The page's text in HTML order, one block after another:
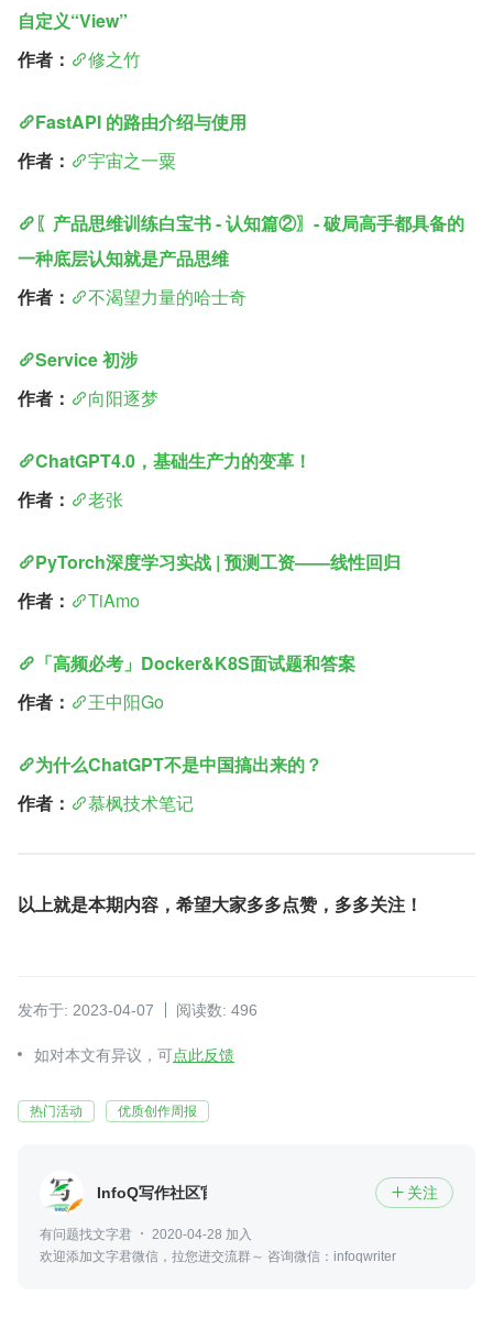
自定义“View”
作者：
修之竹
FastAPI 的路由介绍与使用
作者：
宇宙之一粟
〖产品思维训练白宝书 - 认知篇②〗- 破局高手都具备的
一种底层认知就是产品思维
作者：
不渴望力量的哈士奇
Service 初涉
作者：
向阳逐梦
ChatGPT4.0，基础生产力的变革！
作者：
老张
PyTorch深度学习实战 | 预测工资——线性回归
作者：
TiAmo
「高频必考」Docker&K8S面试题和答案
作者：
王中阳Go
为什么ChatGPT不是中国搞出来的？
作者：
慕枫技术笔记
以上就是本期内容，希望大家多多点赞，多多关注！
发布于: 2023-04-07 阅读数: 496
如对本文有异议，可点此反馈
热门活动 优质创作周报
InfoQ写作社区官方  关注
有问题找文字君
2020-04-28 加入
欢迎添加文字君微信，拉您进交流群～ 咨询微信：infoqwriter